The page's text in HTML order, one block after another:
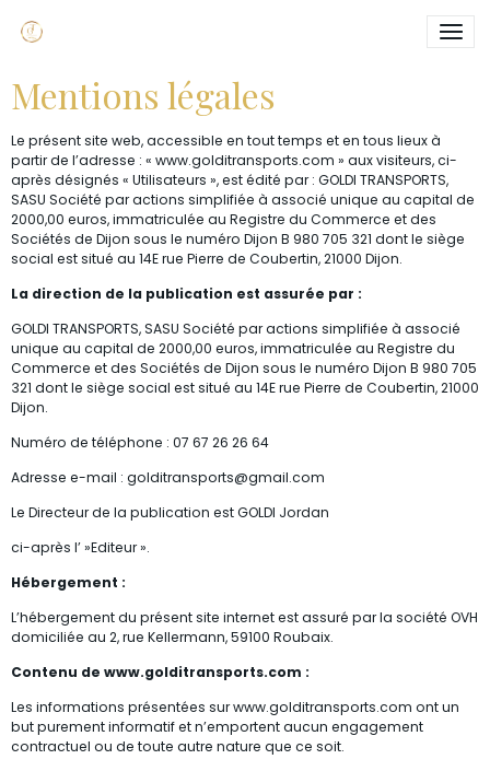
Mentions légales
Le présent site web, accessible en tout temps et en tous lieux à
partir de l’adresse : « www.golditransports.com » aux visiteurs, ci-
après désignés « Utilisateurs », est édité par : GOLDI TRANSPORTS,
SASU Société par actions simplifiée à associé unique au capital de
2000,00 euros, immatriculée au Registre du Commerce et des
Sociétés de Dijon sous le numéro Dijon B 980 705 321 dont le siège
social est situé au 14E rue Pierre de Coubertin, 21000 Dijon.
La direction de la publication est assurée par :
GOLDI TRANSPORTS, SASU Société par actions simplifiée à associé
unique au capital de 2000,00 euros, immatriculée au Registre du
Commerce et des Sociétés de Dijon sous le numéro Dijon B 980 705
321 dont le siège social est situé au 14E rue Pierre de Coubertin, 21000
Dijon.
Numéro de téléphone : 07 67 26 26 64
Adresse e-mail : golditransports@gmail.com
Le Directeur de la publication est GOLDI Jordan
ci-après l’ »Editeur ».
Hébergement :
L’hébergement du présent site internet est assuré par la société OVH
domiciliée au 2, rue Kellermann, 59100 Roubaix.
Contenu de www.golditransports.com :
Les informations présentées sur www.golditransports.com ont un
but purement informatif et n’emportent aucun engagement
contractuel ou de toute autre nature que ce soit.